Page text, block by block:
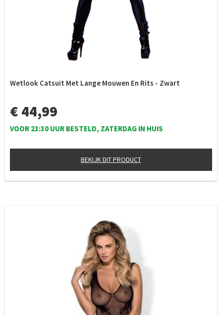
Wetlook Catsuit Met Lange Mouwen En Rits - Zwart
€ 44,99
VOOR 23:30 UUR BESTELD, ZATERDAG IN HUIS
BEKIJK DIT PRODUCT